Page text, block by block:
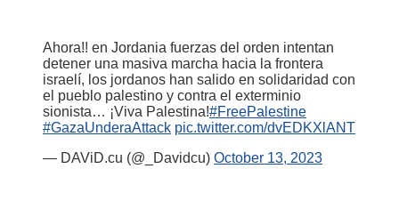
Ahora!! en Jordania fuerzas del orden intentan
detener una masiva marcha hacia la frontera
israelí, los jordanos han salido en solidaridad con
el pueblo palestino y contra el exterminio
sionista… ¡Viva Palestina!#FreePalestine
#GazaUnderaAttack pic.twitter.com/dvEDKXlANT
— DAViD.cu (@_Davidcu) October 13, 2023